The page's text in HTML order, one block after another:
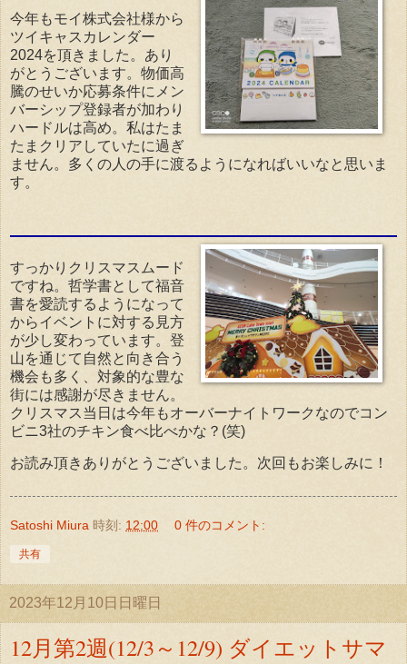
今年もモイ株式会社様から
ツイキャスカレンダー
2024を頂きました。あり
がとうございます。物価高
騰のせいか応募条件にメン
バーシップ登録者が加わり
ハードルは高め。私はたま
たまクリアしていたに過ぎ
ません。多くの人の手に渡るようになればいいなと思いま
す。
すっかりクリスマスムード
ですね。哲学書として福音
書を愛読するようになって
からイベントに対する見方
が少し変わっています。登
山を通じて自然と向き合う
機会も多く、対象的な豊な
街には感謝が尽きません。
クリスマス当日は今年もオーバーナイトワークなのでコン
ビニ3社のチキン食べ比べかな？(笑)
お読み頂きありがとうございました。次回もお楽しみに！
Satoshi Miura 時刻: 12:00 0 件のコメント:
共有
2023年12月10日日曜日
12月第2週(12/3～12/9) ダイエットサマ